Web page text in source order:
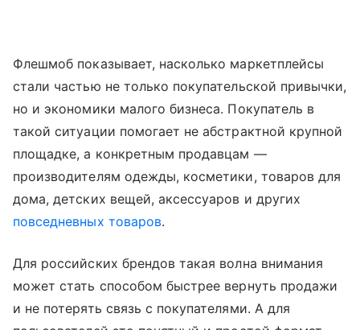
Флешмоб показывает, насколько маркетплейсы
стали частью не только покупательской привычки,
но и экономики малого бизнеса. Покупатель в
такой ситуации помогает не абстрактной крупной
площадке, а конкретным продавцам —
производителям одежды, косметики, товаров для
дома, детских вещей, аксессуаров и других
повседневных товаров.
Для российских брендов такая волна внимания
может стать способом быстрее вернуть продажи
и не потерять связь с покупателями. А для